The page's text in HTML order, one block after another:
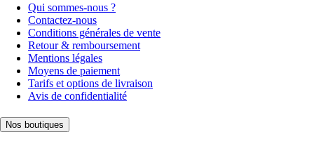
Qui sommes-nous ?
Contactez-nous
Conditions générales de vente
Retour & remboursement
Mentions légales
Moyens de paiement
Tarifs et options de livraison
Avis de confidentialité
Nos boutiques